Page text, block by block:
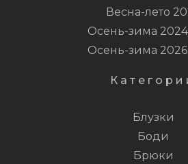
Весна-лето
Осень-зима
Осень-зима
Блузки
Боди
Брюки